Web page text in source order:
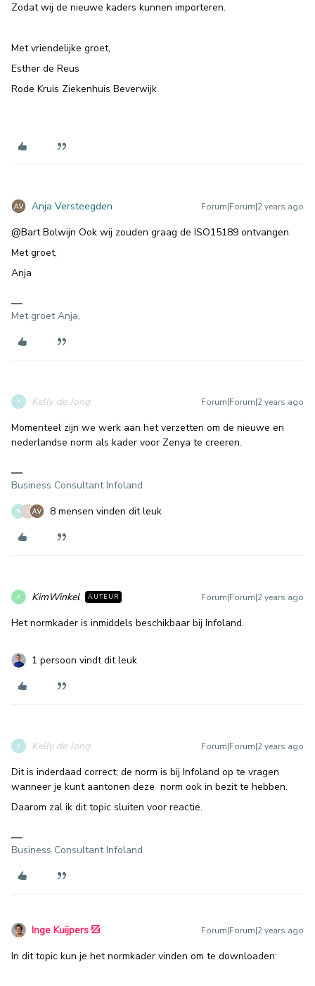
Zodat wij de nieuwe kaders kunnen importeren.
Met vriendelijke groet,
Esther de Reus
Rode Kruis Ziekenhuis Beverwijk
Anja Versteegden Forum|Forum|2 years ago
@Bart Bolwijn Ook wij zouden graag de ISO15189 ontvangen.
Met groet,
Anja
Met groet Anja,
K Kelly de Jong Forum|Forum|2 years ago
Momenteel zijn we werk aan het verzetten om de nieuwe en
nederlandse norm als kader voor Zenya te creeren.
Business Consultant Infoland
N L 8 mensen vinden dit leuk
K KimWinkel AUTEUR Forum|Forum|2 years ago
Het normkader is inmiddels beschikbaar bij Infoland.
1 persoon vindt dit leuk
K Kelly de Jong Forum|Forum|2 years ago
Dit is inderdaad correct; de norm is bij Infoland op te vragen
wanneer je kunt aantonen deze norm ook in bezit te hebben.
Daarom zal ik dit topic sluiten voor reactie.
Business Consultant Infoland
Inge Kuijpers Forum|Forum|2 years ago
In dit topic kun je het normkader vinden om te downloaden: